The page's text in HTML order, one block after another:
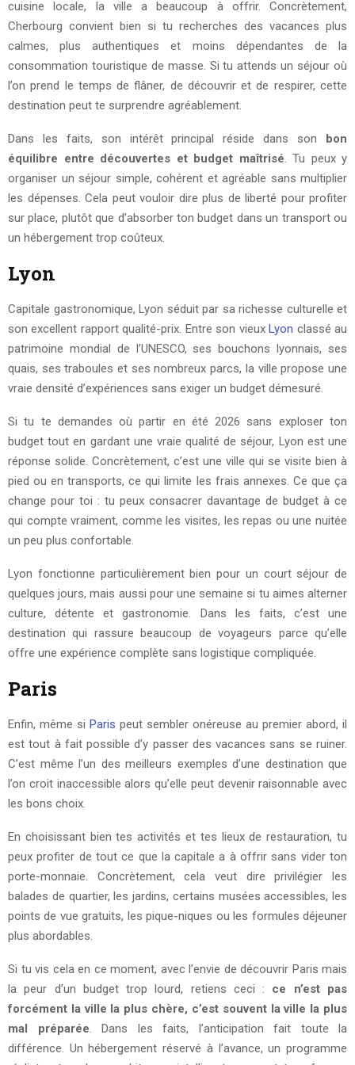
cuisine locale, la ville a beaucoup à offrir. Concrètement,
Cherbourg convient bien si tu recherches des vacances plus
calmes, plus authentiques et moins dépendantes de la
consommation touristique de masse. Si tu attends un séjour où
l’on prend le temps de flâner, de découvrir et de respirer, cette
destination peut te surprendre agréablement.
Dans les faits, son intérêt principal réside dans son bon
équilibre entre découvertes et budget maîtrisé. Tu peux y
organiser un séjour simple, cohérent et agréable sans multiplier
les dépenses. Cela peut vouloir dire plus de liberté pour profiter
sur place, plutôt que d’absorber ton budget dans un transport ou
un hébergement trop coûteux.
Lyon
Capitale gastronomique, Lyon séduit par sa richesse culturelle et
son excellent rapport qualité-prix. Entre son vieuxLyon classé au
patrimoine mondial de l’UNESCO, ses bouchons lyonnais, ses
quais, ses traboules et ses nombreux parcs, la ville propose une
vraie densité d’expériences sans exiger un budget démesuré.
Si tu te demandes où partir en été 2026 sans exploser ton
budget tout en gardant une vraie qualité de séjour, Lyon est une
réponse solide. Concrètement, c’est une ville qui se visite bien à
pied ou en transports, ce qui limite les frais annexes. Ce que ça
change pour toi : tu peux consacrer davantage de budget à ce
qui compte vraiment, comme les visites, les repas ou une nuitée
un peu plus confortable.
Lyon fonctionne particulièrement bien pour un court séjour de
quelques jours, mais aussi pour une semaine si tu aimes alterner
culture, détente et gastronomie. Dans les faits, c’est une
destination qui rassure beaucoup de voyageurs parce qu’elle
offre une expérience complète sans logistique compliquée.
Paris
Enfin, même si Paris peut sembler onéreuse au premier abord, il
est tout à fait possible d’y passer des vacances sans se ruiner.
C’est même l’un des meilleurs exemples d’une destination que
l’on croit inaccessible alors qu’elle peut devenir raisonnable avec
les bons choix.
En choisissant bien tes activités et tes lieux de restauration, tu
peux profiter de tout ce que la capitale a à offrir sans vider ton
porte-monnaie. Concrètement, cela veut dire privilégier les
balades de quartier, les jardins, certains musées accessibles, les
points de vue gratuits, les pique-niques ou les formules déjeuner
plus abordables.
Si tu vis cela en ce moment, avec l’envie de découvrir Paris mais
la peur d’un budget trop lourd, retiens ceci : ce n’est pas
forcément la ville la plus chère, c’est souvent la ville la plus
mal préparée. Dans les faits, l’anticipation fait toute la
différence. Un hébergement réservé à l’avance, un programme